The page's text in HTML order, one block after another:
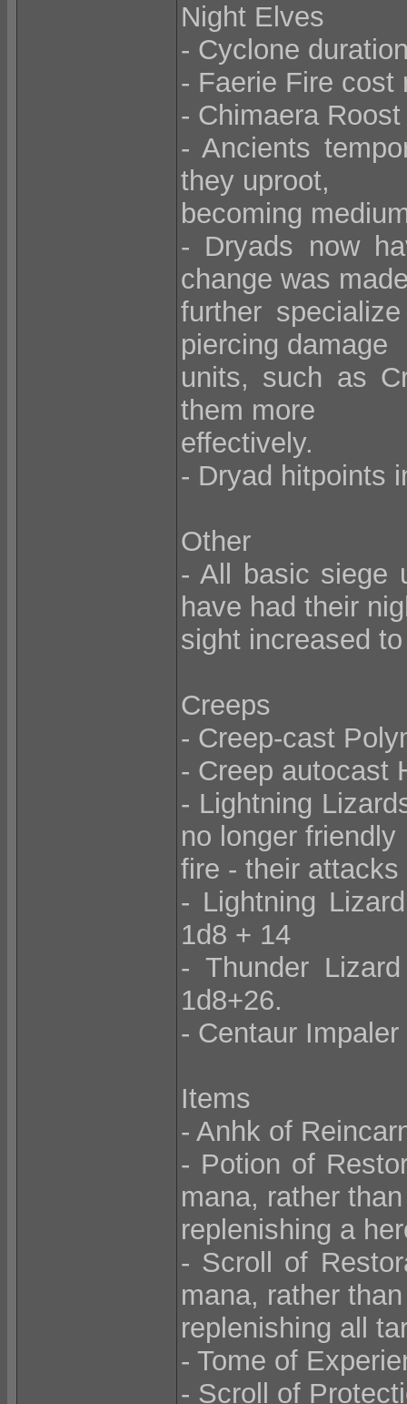
Night Elves
- Cyclone
- Faerie Fire cost
- Chimaera
- Ancients
they uproot,
becoming
- Dryads now
change was
further
piercing damage
units, such as
them more
effectively.
- Dryad hitpoints
Other
- All basic siege
have had their
sight increased
Creeps
- Creep-cast
- Creep autocast
- Lightning
no longer friendly
fire - their
- Lightning
1d8 + 14
- Thunder
1d8+26.
- Centaur
Items
- Anhk of
- Potion of
mana, rather
replenishing a
- Scroll of
mana, rather
replenishing all
- Tome of
- Scroll of